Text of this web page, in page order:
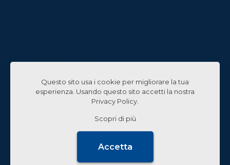
Lavora con Noi
Linked In
Questo sito usa i cookie per migliorare la tua
esperienza. Usando questo sito accetti la nostra
Privacy Policy
Scopri di più
Accetta